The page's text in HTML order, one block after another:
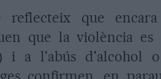
reflecteix que
que la violència
i a l'abús d'alcohol o